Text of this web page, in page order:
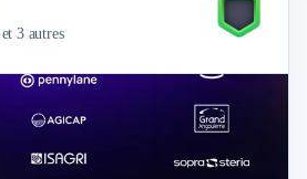
3 autres